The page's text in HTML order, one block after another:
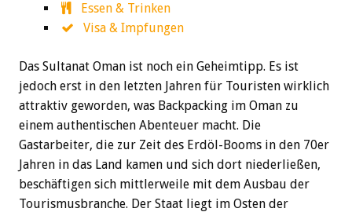
Essen & Trinken
Visa & Impfungen
Das Sultanat Oman ist noch ein Geheimtipp. Es ist
jedoch erst in den letzten Jahren für Touristen wirklich
attraktiv geworden, was Backpacking im Oman zu
einem authentischen Abenteuer macht. Die
Gastarbeiter, die zur Zeit des Erdöl-Booms in den 70er
Jahren in das Land kamen und sich dort niederließen,
beschäftigen sich mittlerweile mit dem Ausbau der
Tourismusbranche. Der Staat liegt im Osten der